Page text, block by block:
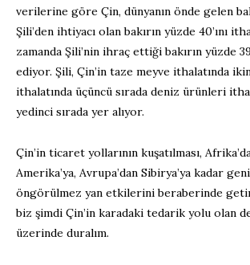
verilerine göre Çin, dünyanın önde gelen
Şili’den ihtiyacı olan bakırın yüzde 40’ını
zamanda Şili’nin ihraç ettiği bakırın yüzde
ediyor. Şili, Çin’in taze meyve ithalatında
ithalatında üçüncü sırada deniz ürünleri
yedinci sırada yer alıyor.
Çin’in ticaret yollarının kuşatılması,
Amerika’ya, Avrupa’dan Sibirya’ya kadar
öngörülmez yan etkilerini beraberinde
biz şimdi Çin’in karadaki tedarik yolu olan
üzerinde duralım.